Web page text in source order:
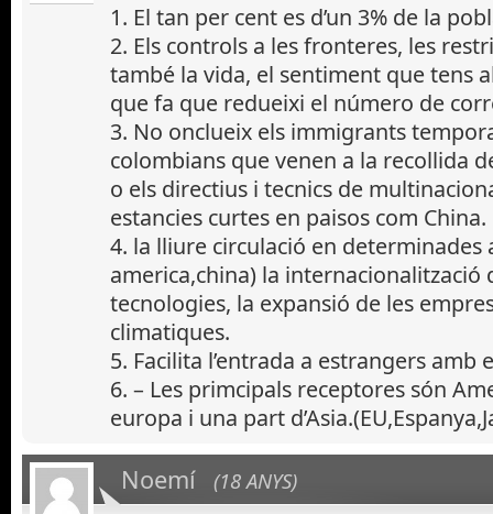
1. El tan per cent es d’un 3% de la
2. Els controls a les fronteres, les
també la vida, el sentiment que tens
que fa que redueixi el número de
3. No onclueix els immigrants
colombians que venen a la recollida
o els directius i tecnics de
estancies curtes en paisos com China.
4. la lliure circulació en determinades
america,china) la internacionalització
tecnologies, la expansió de les
climatiques.
5. Facilita l’entrada a estrangers amb
6. – Les primcipals receptores són
europa i una part
Noemí (18 ANYS)